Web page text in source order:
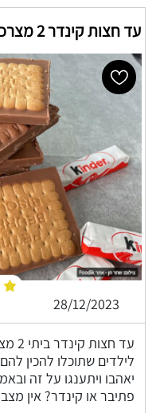
עד חצות קינדר 2 מצרכים
28/12/2023
עד
לילדים שתוכלו להכין
פתיבר או קינדר? אין